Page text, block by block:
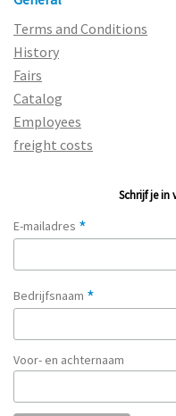
Terms and Conditions
History
Fairs
Catalog
Employees
freight costs
Schrijf je in
E-mailadres *
Bedrijfsnaam *
Voor- en achternaam